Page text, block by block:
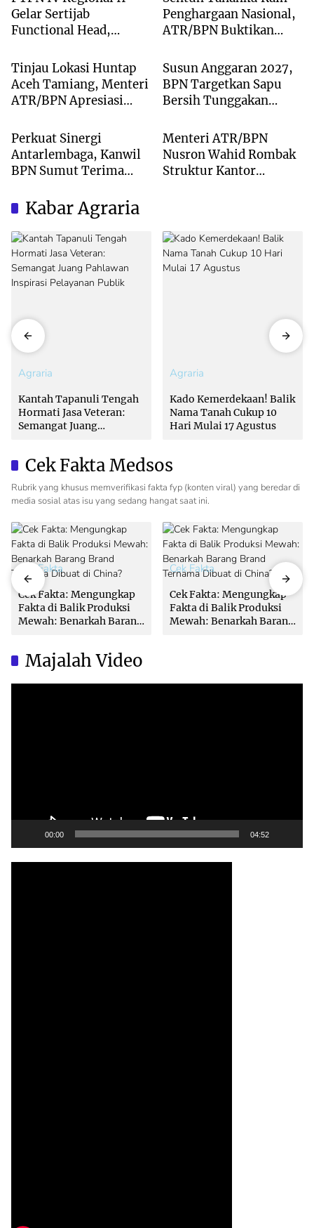
Gelar Sertijab
Functional Head,
Regional Unggulan
Penghargaan Nasional,
ATR/BPN Buktikan
Layanan Pertanahan
Tinjau Lokasi Huntap
Aceh Tamiang, Menteri
ATR/BPN Apresiasi
Buddha Tzu Chi dan
Aguan
Blog
Susun Anggaran 2027,
BPN Targetkan Sapu
Bersih Tunggakan
Kepastian Waktu
Layanan
Blog
Perkuat Sinergi
Antarlembaga, Kanwil
BPN Sumut Terima
Peninggalan
Menteri ATR/BPN
Nusron Wahid Rombak
Struktur Kantor
Kabar Agraria
Agraria
Kantah Tapanuli Tengah
Hormati Jasa Veteran:
Semangat Juang
Agraria
Kado Kemerdekaan! Balik
Nama Tanah Cukup 10
Hari Mulai 17 Agustus
Cek Fakta Medsos
Rubrik yang khusus memverifikasi fakta fyp (konten viral) yang beredar di
media sosial atas isu yang sedang hangat saat ini.
Cek Fakta
Cek Fakta: Mengungkap
Fakta di Balik Produksi
Mewah: Benarkah Barang
Cek Fakta
Cek Fakta: Mengungkap
Fakta di Balik Produksi
Mewah: Benarkah Barang
Majalah Video
00:00 04:52